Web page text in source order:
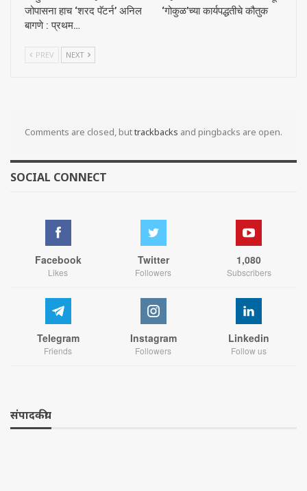
जोपासना हाच ‘शरद पॅटर्न’ अनिल
बागणे : प्रथम…
‘गोकुळ’च्या कार्यपद्धतीचे कौतुक
PREV NEXT
Comments are closed, buttrackbacks and pingbacks are open.
SOCIAL CONNECT
Facebook
Likes
Twitter
Followers
1,080
Subscribers
Telegram
Friends
Instagram
Followers
Linkedin
Follow us
संपादकीय